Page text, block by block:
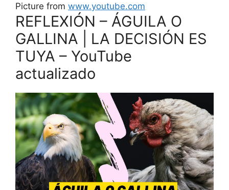
Picture from www.youtube.com
REFLEXIÓN – ÁGUILA O
GALLINA | LA DECISIÓN ES
TUYA – YouTube
actualizado